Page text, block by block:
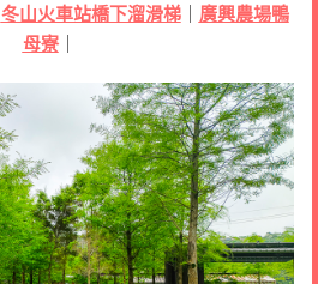
冬山火車站橋下溜滑梯｜ 廣興農場鴨
母寮｜